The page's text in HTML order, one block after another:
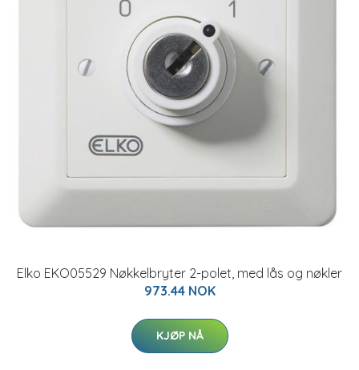
Elko EKO05529 Nøkkelbryter 2-polet, med lås og nøkler
973.44 NOK
KJØP NÅ